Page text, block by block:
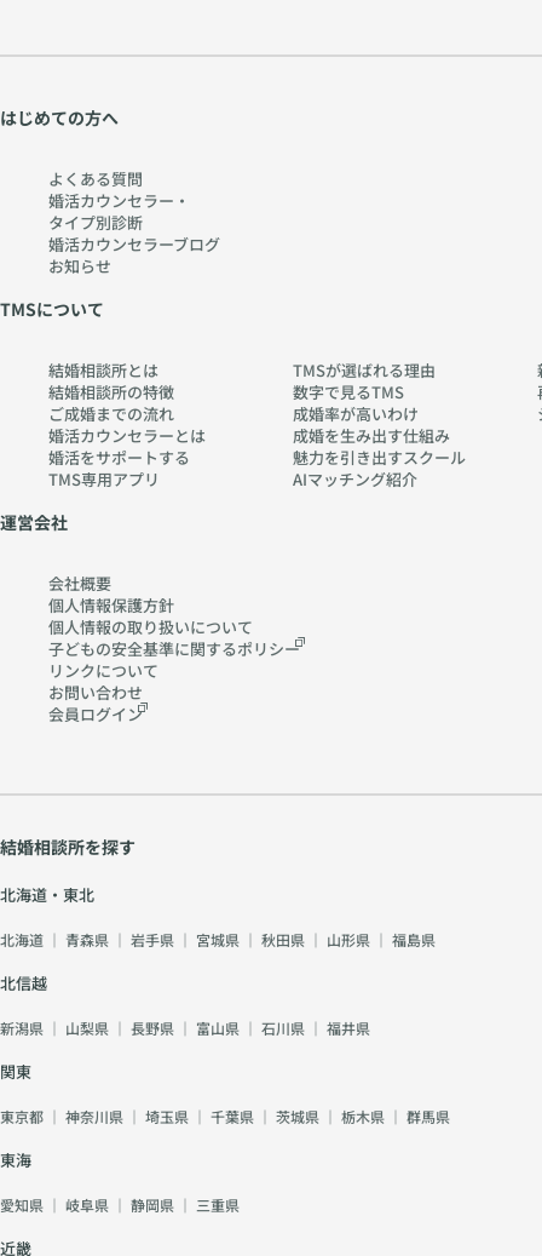
はじめての方へ
よくある質問
婚活カウンセラー・
タイプ別診断
婚活カウンセラーブログ
お知らせ
TMSについて
結婚相談所とは
結婚相談所の特徴
ご成婚までの流れ
婚活カウンセラーとは
婚活をサポートする
TMS専用アプリ
TMSが選ばれる理由
数字で見るTMS
成婚率が高いわけ
成婚を生み出す仕組み
魅力を引き出すスクール
AIマッチング紹介
運営会社
会社概要
個人情報保護方針
個人情報の取り扱いについて
子どもの安全基準に関するポリシー
リンクについて
お問い合わせ
会員ログイン
結婚相談所を探す
北海道・東北
北海道 ｜ 青森県 ｜ 岩手県 ｜ 宮城県 ｜ 秋田県 ｜ 山形県 ｜ 福島県
北信越
新潟県 ｜ 山梨県 ｜ 長野県 ｜ 富山県 ｜ 石川県 ｜ 福井県
関東
東京都 ｜ 神奈川県 ｜ 埼玉県 ｜ 千葉県 ｜ 茨城県 ｜ 栃木県 ｜ 群馬県
東海
愛知県 ｜ 岐阜県 ｜ 静岡県 ｜ 三重県
近畿